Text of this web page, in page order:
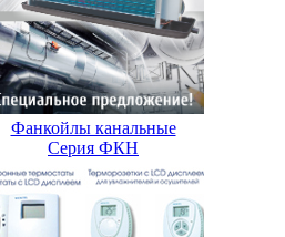
Фанкойлы канальные
Серия ФКН